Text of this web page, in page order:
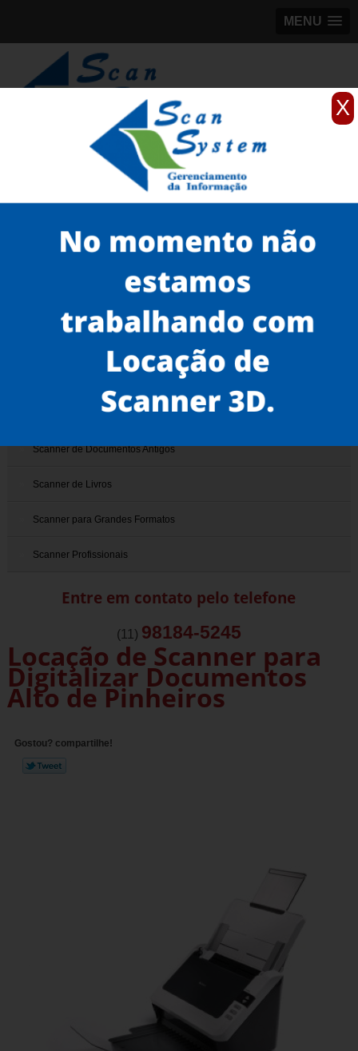
X
MENU
98184-5245
Scanner de documentos
locação de scanner para digitalizar documentos Alto de Pinheiros
Serviços
Scanner de Documentos
Scanner de Documentos Antigos
Scanner de Livros
Scanner para Grandes Formatos
Scanner Profissionais
Entre em contato pelo telefone
(11) 98184-5245
Locação de Scanner para
Digitalizar Documentos
Alto de Pinheiros
Gostou? compartilhe!